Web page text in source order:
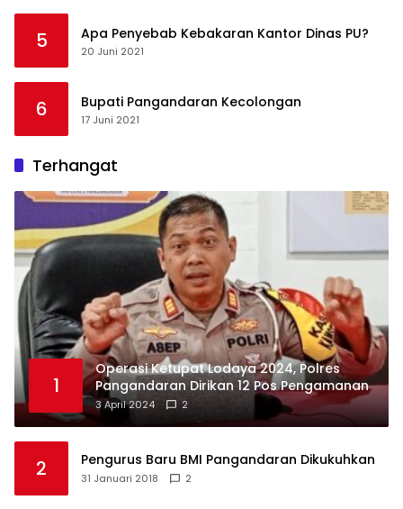
5 Apa Penyebab Kebakaran Kantor Dinas PU?
20 Juni 2021
6 Bupati Pangandaran Kecolongan
17 Juni 2021
Terhangat
1
Operasi Ketupat Lodaya 2024, Polres
Pangandaran Dirikan 12 Pos Pengamanan
3 April 2024 2
2 Pengurus Baru BMI Pangandaran Dikukuhkan
31 Januari 2018 2